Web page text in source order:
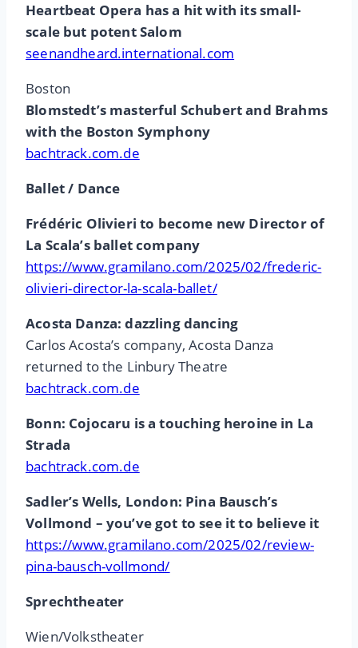
Heartbeat Opera has a hit with its small-
scale but potent Salom
seenandheard.international.com
Boston
Blomstedt’s masterful Schubert and Brahms
with the Boston Symphony
bachtrack.com.de
Ballet / Dance
Frédéric Olivieri to become new Director of
La Scala’s ballet company
https://www.gramilano.com/2025/02/frederic-
olivieri-director-la-scala-ballet/
Acosta Danza: dazzling dancing
Carlos Acosta’s company, Acosta Danza
returned to the Linbury Theatre
bachtrack.com.de
Bonn: Cojocaru is a touching heroine in La
Strada
bachtrack.com.de
Sadler’s Wells, London: Pina Bausch’s
Vollmond – you’ve got to see it to believe it
https://www.gramilano.com/2025/02/review-
pina-bausch-vollmond/
Sprechtheater
Wien/Volkstheater